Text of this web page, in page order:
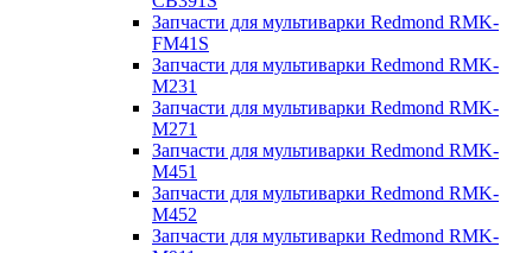
Запчасти для мультиварки Redmond RMK-
FM41S
Запчасти для мультиварки Redmond RMK-
M231
Запчасти для мультиварки Redmond RMK-
M271
Запчасти для мультиварки Redmond RMK-
M451
Запчасти для мультиварки Redmond RMK-
M452
Запчасти для мультиварки Redmond RMK-